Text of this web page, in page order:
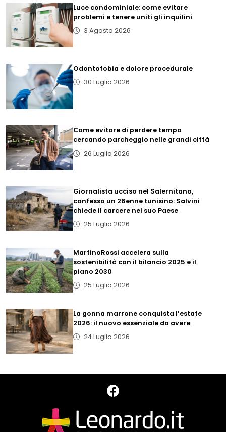
Luce condominiale: come evitare
problemi e tenere uniti gli inquilini
3 Agosto 2026
Odontofobia e dolore procedurale
30 Luglio 2026
Come evitare di perdere tempo
cercando parcheggio nelle grandi città
26 Luglio 2026
Giornalista ucciso nel Salernitano,
confessa un 26enne tunisino: Salvini
chiede il carcere nel suo Paese
25 Luglio 2026
MartinoRossi accelera sulla
sostenibilità con il bilancio 2025 e il
piano 2030
25 Luglio 2026
La gonna marrone conquista l’estate
2026: il nuovo essenziale da avere
24 Luglio 2026